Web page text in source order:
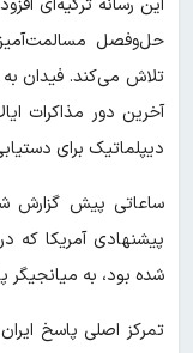
این رسانه ترکیه‌ای
حل‌وفصل مسالمت‌آمیز
تلاش می‌کند. فیدان به
آخرین دور مذاکرات
دیپلماتیک برای
ساعاتی پیش گزارش
شده بود، به میانجیگر
تمرکز اصلی پاسخ